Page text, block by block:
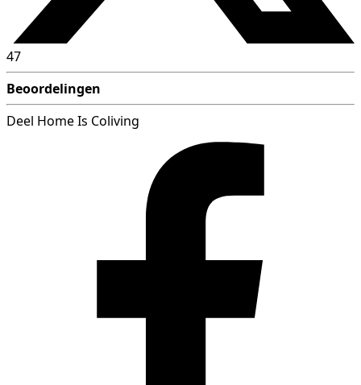
47
Beoordelingen
Deel Home Is Coliving